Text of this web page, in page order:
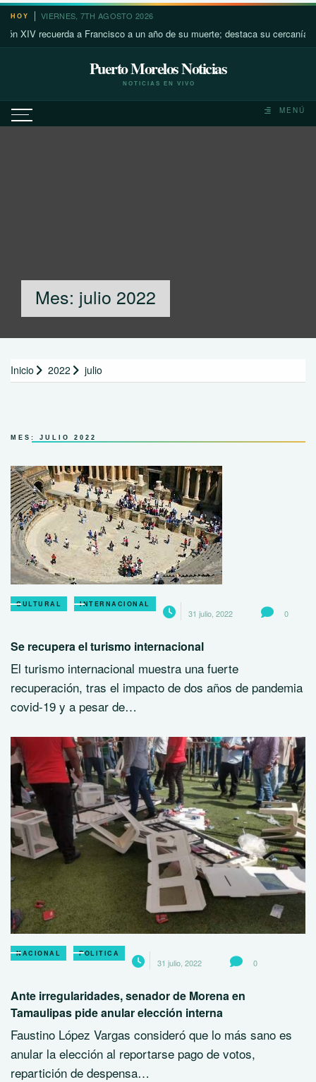
Saltar
contenido
HOY VIERNES, 7TH AGOSTO 2026
a Francisco a un año de su muerte; destaca su cercanía con los más
Puerto Morelos Noticias
NOTICIAS EN VIVO
MENÚ
Mes: julio 2022
Inicio 2022 julio
MES: JULIO 2022
CULTURAL INTERNACIONAL
31 julio, 2022 0
Se recupera el turismo internacional
El turismo internacional muestra una fuerte
recuperación, tras el impacto de dos años de pandemia
covid-19 y a pesar de…
NACIONAL POLITICA
31 julio, 2022 0
Ante irregularidades, senador de Morena en
Tamaulipas pide anular elección interna
Faustino López Vargas consideró que lo más sano es
anular la elección al reportarse pago de votos,
repartición de despensa…